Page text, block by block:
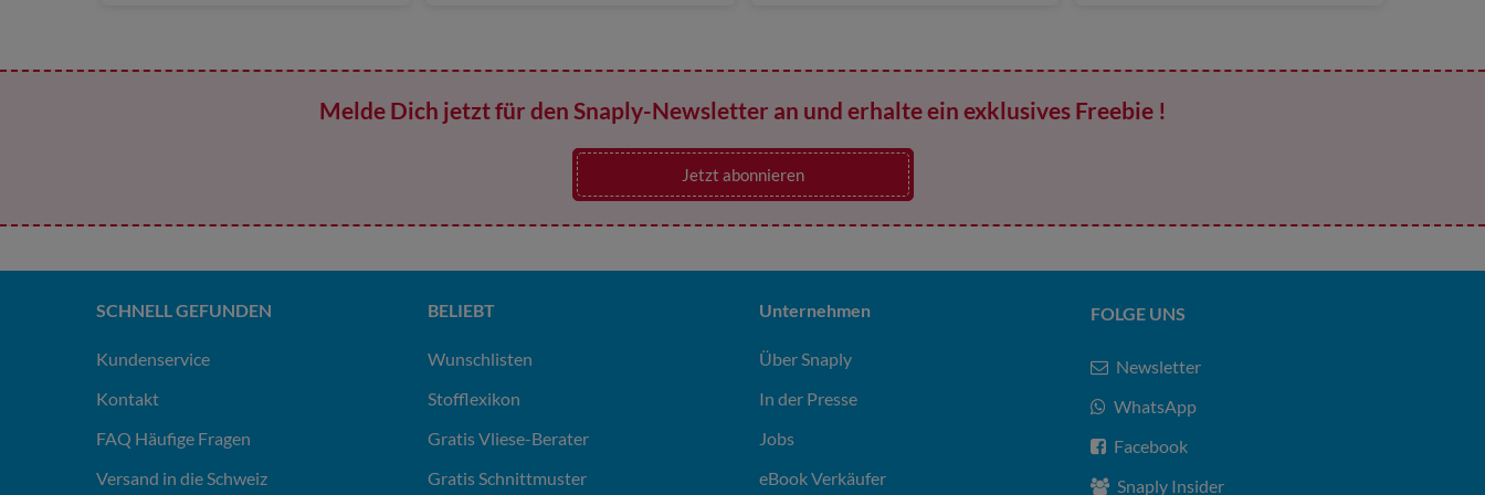
Melde Dich jetzt für den Snaply-Newsletter an und erhalte ein exklusives Freebie !
Jetzt abonnieren
SCHNELL GEFUNDEN
Kundenservice
Kontakt
FAQ Häufige Fragen
Versand in die Schweiz
BELIEBT
Wunschlisten
Stofflexikon
Gratis Vliese-Berater
Gratis Schnittmuster
Unternehmen
Über Snaply
In der Presse
Jobs
eBook Verkäufer
FOLGE UNS
Newsletter
WhatsApp
Facebook
Snaply Insider